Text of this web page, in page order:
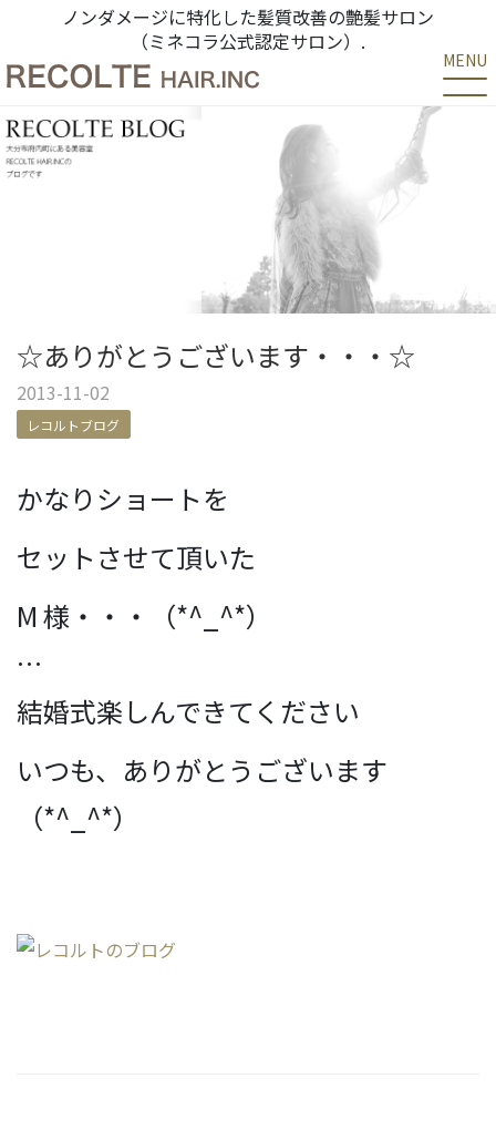
ノンダメージに特化した髪質改善の艶髪サロン
（ミネコラ公式認定サロン）.
MENU
☆ありがとうございます・・・☆
2013-11-02
レコルトブログ
かなりショートを
セットさせて頂いた
M 様・・・（*^_^*）
…
結婚式楽しんできてください
いつも、ありがとうございます
（*^_^*）